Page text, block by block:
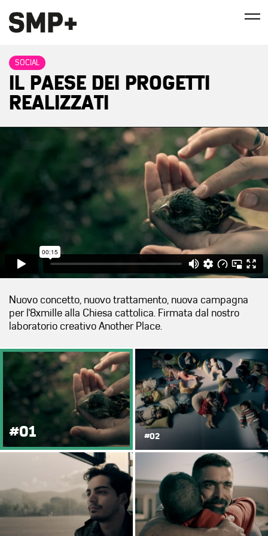
SOCIAL
IL PAESE DEI PROGETTI
REALIZZATI
Nuovo concetto, nuovo trattamento, nuova campagna
per l'8xmille alla Chiesa cattolica. Firmata dal nostro
laboratorio creativo Another Place.
#01 #02